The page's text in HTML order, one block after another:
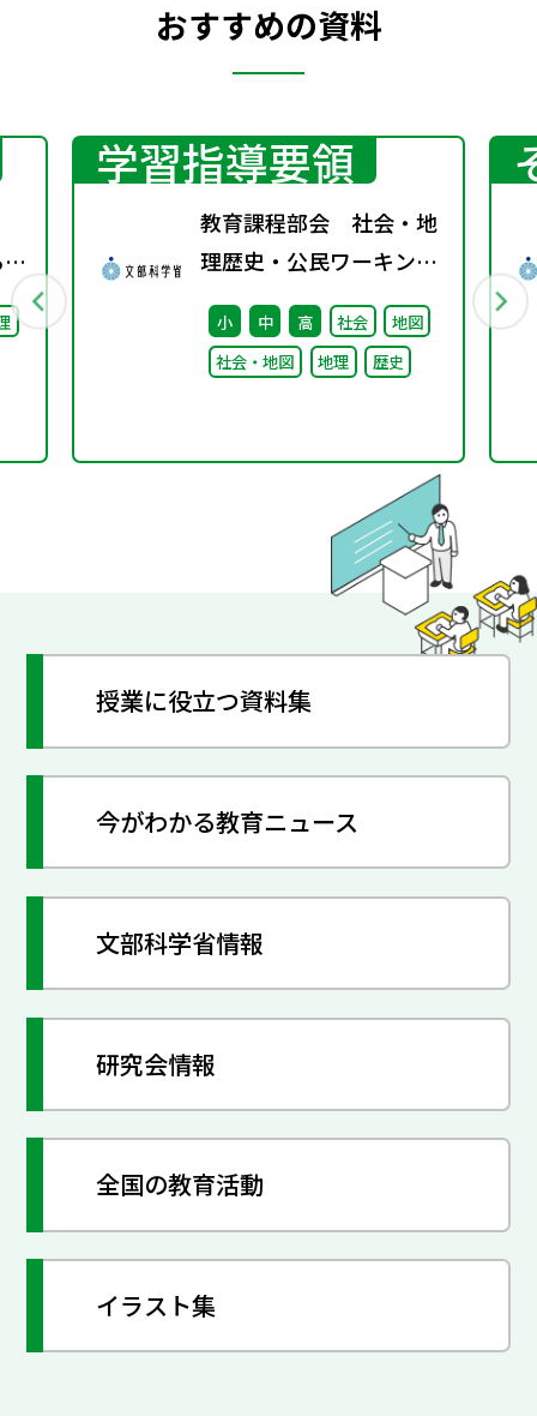
おすすめの資料
学習指導要領
教育課程部会 社会・地
理歴史・公民ワーキング
（第6回） 配付資料
小 中 高 社会
地図
社会・地図
地理 歴史
授業に役立つ資料集
今がわかる教育ニュース
文部科学省情報
研究会情報
全国の教育活動
イラスト集